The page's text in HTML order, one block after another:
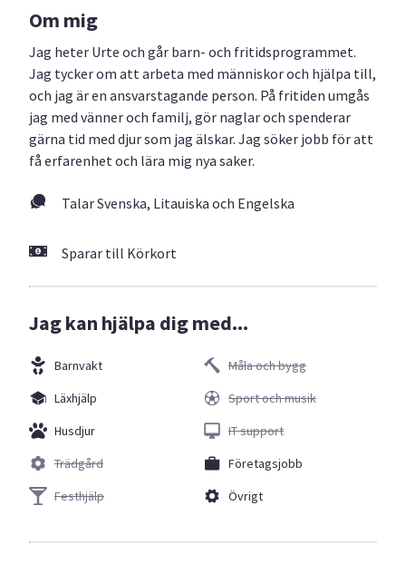
Om mig
Jag heter Urte och går barn- och fritidsprogrammet.
Jag tycker om att arbeta med människor och hjälpa till,
och jag är en ansvarstagande person. På fritiden umgås
jag med vänner och familj, gör naglar och spenderar
gärna tid med djur som jag älskar. Jag söker jobb för att
få erfarenhet och lära mig nya saker.
Talar Svenska, Litauiska och Engelska
Sparar till Körkort
Jag kan hjälpa dig med...
Barnvakt
Läxhjälp
Husdjur
Trädgård
Festhjälp
Måla och bygg
Sport och musik
IT support
Företagsjobb
Övrigt